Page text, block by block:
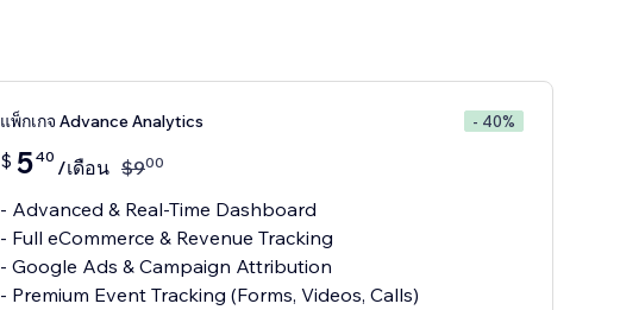
แพ็กเกจ Advance Analytics - 40%
$ 540 /เดือน $900
- Advanced & Real-Time Dashboard
- Full eCommerce & Revenue Tracking
- Google Ads & Campaign Attribution
- Premium Event Tracking (Forms, Videos, Calls)